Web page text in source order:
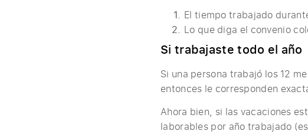
El tiempo trabajado
Lo que diga el convenio
Si trabajaste todo el año
Si una persona trabajó los 12
entonces le corresponden
Ahora bien, si las vacaciones
laborables por año trabajado